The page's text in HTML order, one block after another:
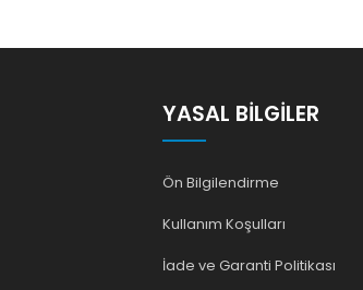
YASAL BILGILER
Ön Bilgilendirme
Kullanım Koşulları
İade ve Garanti Politikası